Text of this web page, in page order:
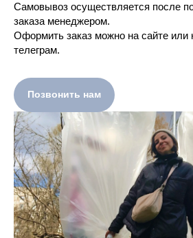
Самовывоз осуществляется после
заказа менеджером.
Оформить заказ можно на сайте или
телеграм.
Позвонить нам